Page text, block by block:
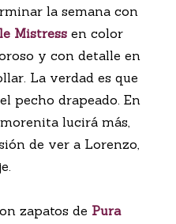
la semana con
Mistressen color
y con detalle en
La verdad es que
pecho drapeado. En
lucirá más,
de ver a Lorenzo,
zapatos de Pura